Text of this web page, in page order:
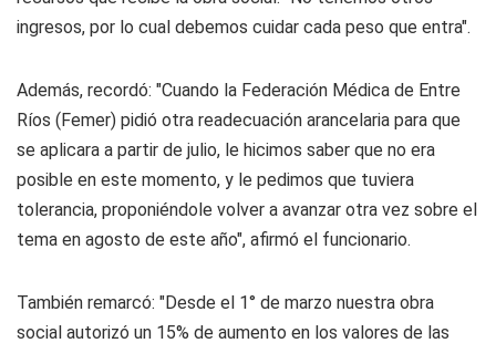
ingresos, por lo cual debemos cuidar cada peso que entra".
Además, recordó: "Cuando la Federación Médica de Entre
Ríos (Femer) pidió otra readecuación arancelaria para que
se aplicara a partir de julio, le hicimos saber que no era
posible en este momento, y le pedimos que tuviera
tolerancia, proponiéndole volver a avanzar otra vez sobre el
tema en agosto de este año", afirmó el funcionario.
También remarcó: "Desde el 1° de marzo nuestra obra
social autorizó un 15% de aumento en los valores de las